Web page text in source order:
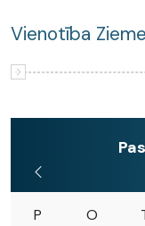
P O
Vienotība